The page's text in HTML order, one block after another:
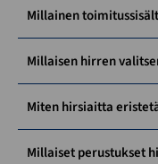
Millainen
Millaisen hirren
Miten hirsiaitta
Millaiset perustukset